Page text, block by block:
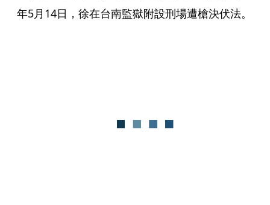
年5月14日，徐在台南監獄附設刑場遭槍決伏法。